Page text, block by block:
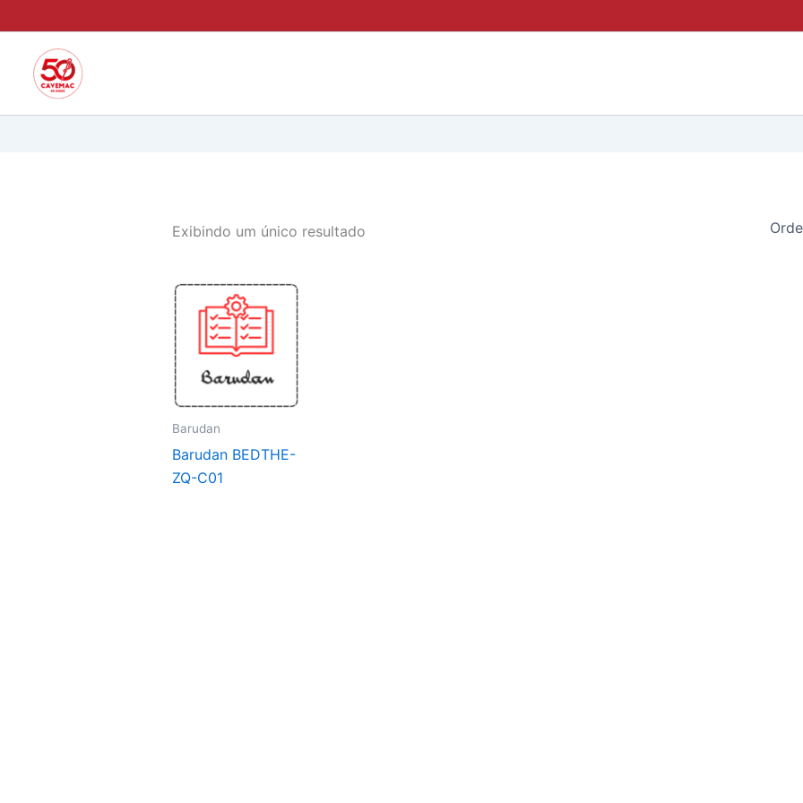
para
conteúdo
Exibindo um único resultado
Barudan
Barudan BEDTHE-
ZQ-C01